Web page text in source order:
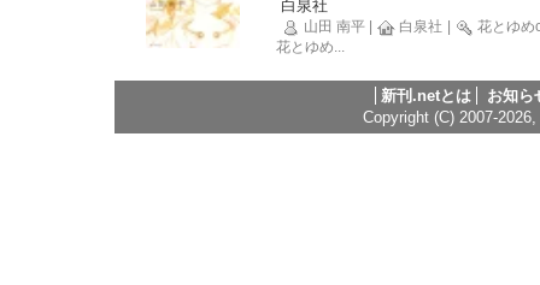
白泉社
山田 南平 白泉社
花とゆめ
花とゆめ...
新刊.netとは
お知ら
Copyright (C) 2007-2026,